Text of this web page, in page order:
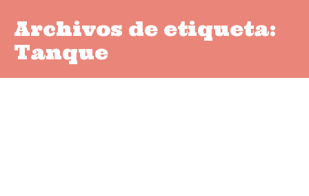
Archivos de etiqueta:
Tanque